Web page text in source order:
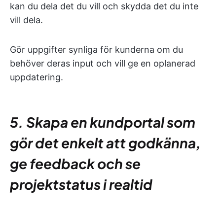
kan du dela det du vill och skydda det du inte
vill dela.
Gör uppgifter synliga för kunderna om du
behöver deras input och vill ge en oplanerad
uppdatering.
5. Skapa en kundportal som
gör det enkelt att godkänna,
ge feedback och se
projektstatus i realtid